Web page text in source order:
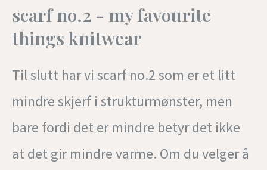
scarf no.2 - my favourite
things knitwear
Til slutt har vi scarf no.2 som er et litt
mindre skjerf i strukturmønster, men
bare fordi det er mindre betyr det ikke
at det gir mindre varme. Om du velger å